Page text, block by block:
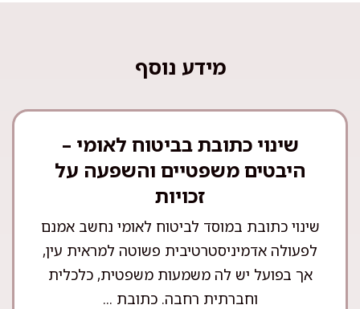
מידע נוסף
שינוי כתובת בביטוח לאומי –
היבטים משפטיים והשפעה על
זכויות
שינוי כתובת במוסד לביטוח לאומי נחשב אמנם
לפעולה אדמיניסטרטיבית פשוטה למראית עין,
אך בפועל יש לה משמעות משפטית, כלכלית
וחברתית רחבה. כתובת ...